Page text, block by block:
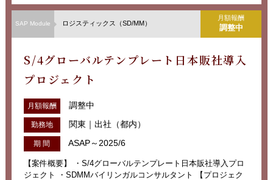
SAP Module ロジスティックス（SD/MM）
月額報酬
調整中
S/4グローバルテンプレート日本販社導入
プロジェクト
月額報酬 調整中
勤務地 関東｜出社（都内）
期 間 ASAP～2025/6
【案件概要】 ・S/4グローバルテンプレート日本販社導入プロ
ジェクト ・SDMMバイリンガルコンサルタント 【プロジェク